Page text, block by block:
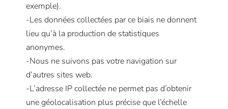
exemple).
-Les données collectées par ce biais ne donnent
lieu qu’à la production de statistiques
anonymes.
-Nous ne suivons pas votre navigation sur
d’autres sites web.
-L’adresse IP collectée ne permet pas d’obtenir
une géolocalisation plus précise que l’échelle